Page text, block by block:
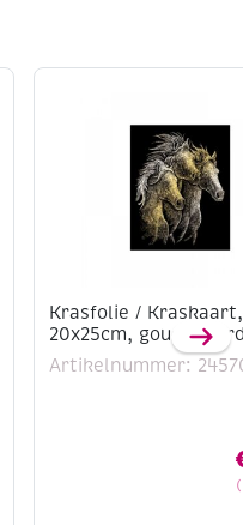
Krasfolie / Kraskaart,
20x25cm, goud,
Artikelnummer: